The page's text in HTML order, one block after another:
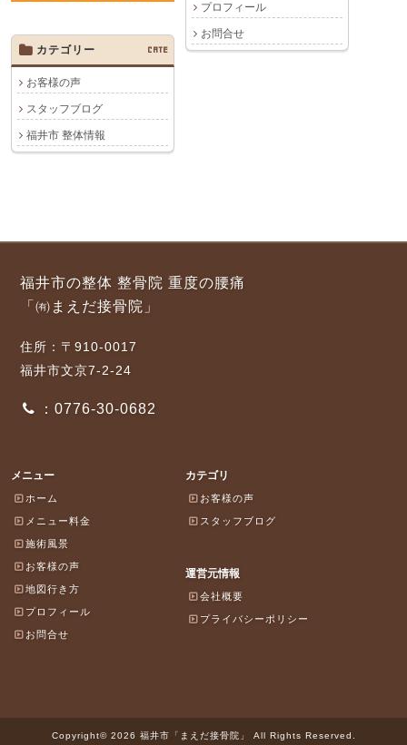
プロフィール
お問合せ
カテゴリー
CATE
お客様の声
スタッフブログ
福井市 整体情報
福井市の整体 整骨院 重度の腰痛
「㈲まえだ接骨院」
住所：〒910-0017
福井市文京7-2-24
：0776-30-0682
メニュー
ホーム
メニュー料金
施術風景
お客様の声
地図行き方
プロフィール
お問合せ
カテゴリ
お客様の声
スタッフブログ
運営元情報
会社概要
プライバシーポリシー
Copyright© 2026 福井市「まえだ接骨院」 All Rights Reserved.